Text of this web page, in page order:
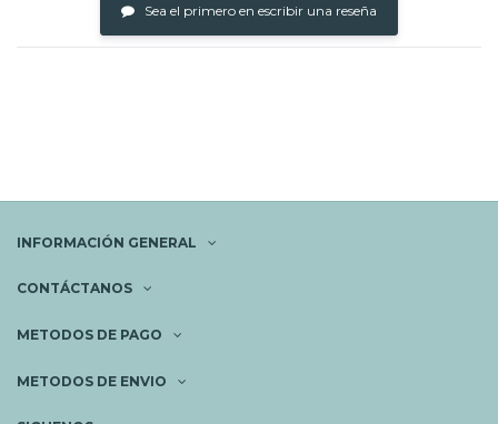
Sea el primero en escribir una reseña
INFORMACIÓN GENERAL
CONTÁCTANOS
METODOS DE PAGO
METODOS DE ENVIO